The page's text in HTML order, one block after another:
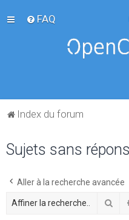
FAQ
Index du forum
Sujets sans
Aller à la recherche avancée